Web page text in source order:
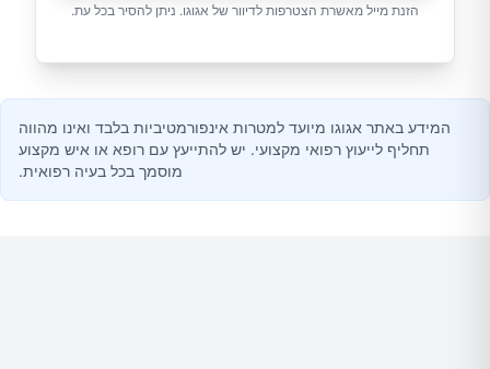
הזנת מייל מאשרת הצטרפות לדיוור של אגוגו. ניתן להסיר בכל עת.
המידע באתר אגוגו מיועד למטרות אינפורמטיביות בלבד ואינו מהווה
תחליף לייעוץ רפואי מקצועי. יש להתייעץ עם רופא או איש מקצוע
מוסמך בכל בעיה רפואית.